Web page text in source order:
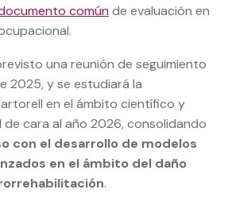
común de evaluación en
una reunión de seguimiento
2025, y se estudiará la
en el ámbito científico y
de cara al año 2026, consolidando
con el desarrollo de modelos
en el ámbito del daño
.